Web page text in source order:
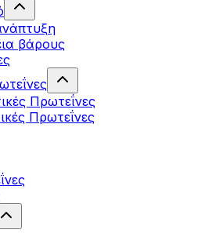
βάρους
Πρωτεΐνες
Πρωτεΐνες